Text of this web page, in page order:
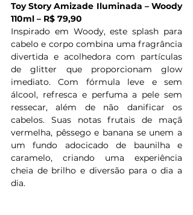
Toy Story Amizade Iluminada – Woody
110ml – R$ 79,90
Inspirado em Woody, este splash para
cabelo e corpo combina uma fragrância
divertida e acolhedora com partículas
de glitter que proporcionam glow
imediato. Com fórmula leve e sem
álcool, refresca e perfuma a pele sem
ressecar, além de não danificar os
cabelos. Suas notas frutais de maçã
vermelha, pêssego e banana se unem a
um fundo adocicado de baunilha e
caramelo, criando uma experiência
cheia de brilho e diversão para o dia a
dia.